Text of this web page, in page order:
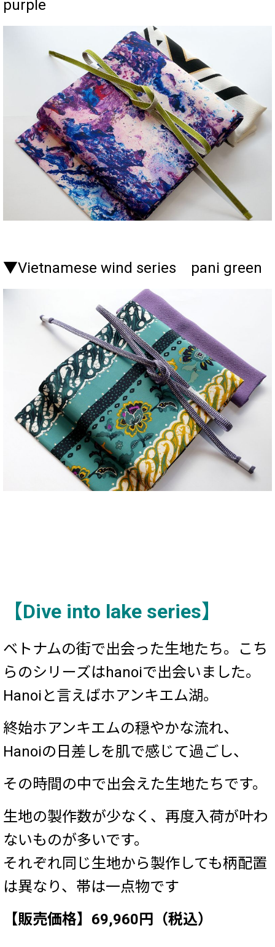
purple
▼Vietnamese wind series pani green
【Dive into lake series】
ベトナムの街で出会った生地たち。こち
らのシリーズはhanoiで出会いました。
Hanoiと言えばホアンキエム湖。
終始ホアンキエムの穏やかな流れ、
Hanoiの日差しを肌で感じて過ごし、
その時間の中で出会えた生地たちです。
生地の製作数が少なく、再度入荷が叶わ
ないものが多いです。
それぞれ同じ生地から製作しても柄配置
は異なり、帯は一点物です
【販売価格】69,960円（税込）